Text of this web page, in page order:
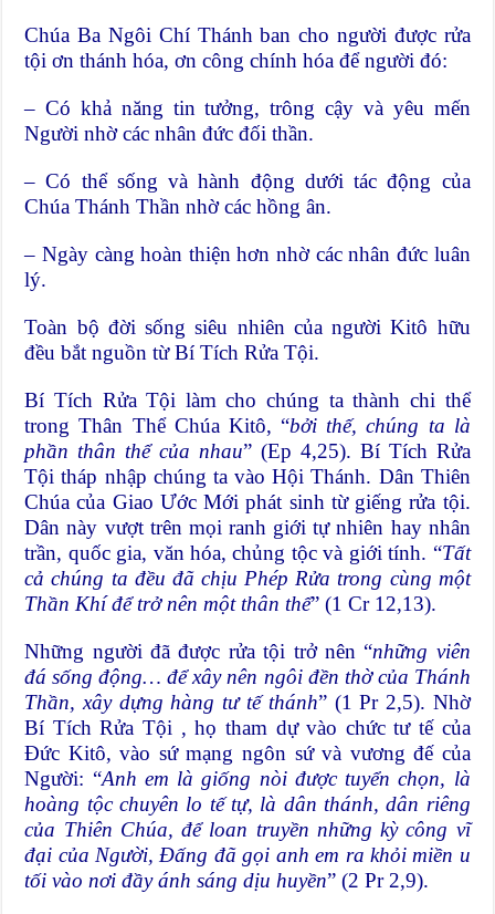
Chúa Ba Ngôi Chí Thánh ban cho người được rửa
tội ơn thánh hóa, ơn công chính hóa để người đó:
– Có khả năng tin tưởng, trông cậy và yêu mến
Người nhờ các nhân đức đối thần.
– Có thể sống và hành động dưới tác động của
Chúa Thánh Thần nhờ các hồng ân.
– Ngày càng hoàn thiện hơn nhờ các nhân đức luân
lý.
Toàn bộ đời sống siêu nhiên của người Kitô hữu
đều bắt nguồn từ Bí Tích Rửa Tội.
Bí Tích Rửa Tội làm cho chúng ta thành chi thể
trong Thân Thể Chúa Kitô, “bởi thế, chúng ta là
phần thân thể của nhau” (Ep 4,25). Bí Tích Rửa
Tội tháp nhập chúng ta vào Hội Thánh. Dân Thiên
Chúa của Giao Ước Mới phát sinh từ giếng rửa tội.
Dân này vượt trên mọi ranh giới tự nhiên hay nhân
trần, quốc gia, văn hóa, chủng tộc và giới tính. “Tất
cả chúng ta đều đã chịu Phép Rửa trong cùng một
Thần Khí để trở nên một thân thể” (1 Cr 12,13).
Những người đã được rửa tội trở nên “những viên
đá sống động… để xây nên ngôi đền thờ của Thánh
Thần, xây dựng hàng tư tế thánh” (1 Pr 2,5). Nhờ
Bí Tích Rửa Tội , họ tham dự vào chức tư tế của
Đức Kitô, vào sứ mạng ngôn sứ và vương đế của
Người: “Anh em là giống nòi được tuyển chọn, là
hoàng tộc chuyên lo tế tự, là dân thánh, dân riêng
của Thiên Chúa, để loan truyền những kỳ công vĩ
đại của Người, Đấng đã gọi anh em ra khỏi miền u
tối vào nơi đầy ánh sáng dịu huyền” (2 Pr 2,9).